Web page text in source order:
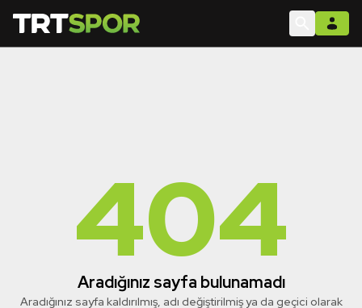
404
Aradığınız sayfa bulunamadı
Aradığınız sayfa kaldırılmış, adı değiştirilmiş ya da geçici olarak